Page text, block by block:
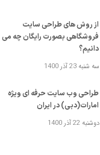
از روش های طراحی سایت
فروشگاهی بصورت رایگان چه می
دانیم؟
سه شنبه 23 آذر 1400
طراحی وب سایت حرفه ای ویژه
امارات(دبی) در ایران
دوشنبه 22 آذر 1400